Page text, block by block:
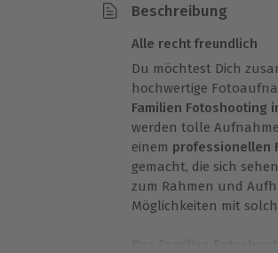
Beschreibung
Alle recht freundlich
Du möchtest Dich
hochwertige
Familien Fotoshooting
werden tolle
einem professionellen
gemacht, die sich
zum Rahmen und
Möglichkeiten mit
Das Familien